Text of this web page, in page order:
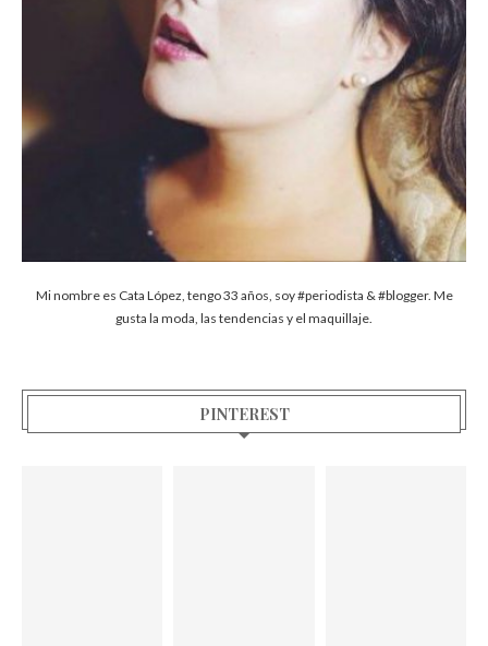
Mi nombre es Cata López, tengo 33 años, soy #periodista & #blogger. Me
gusta la moda, las tendencias y el maquillaje.
PINTEREST